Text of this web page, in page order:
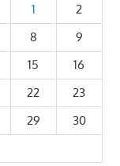
1
2
8
9
15
16
22
23
29
30